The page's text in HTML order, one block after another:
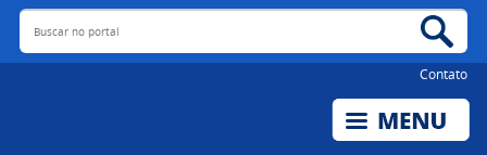
Buscar no portal
Contato